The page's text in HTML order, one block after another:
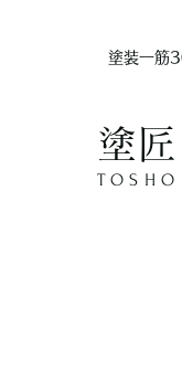
塗匠
TOSHO
塗装一筋